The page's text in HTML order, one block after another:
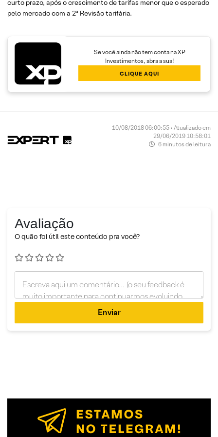
curto prazo, após o crescimento de tarifas menor que o esperado
pelo mercado com a 2ª Revisão tarifária.
Se você ainda não tem conta na XP
Investimentos, abra a sua!
CLIQUE AQUI
10/08/2018 06:00:55 • Atualizado em
29/06/2019 10:58:01
6 minutos de leitura
Avaliação
O quão foi útil este conteúdo pra você?
Enviar